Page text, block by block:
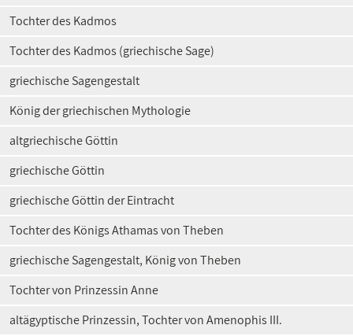
Tochter des Kadmos
Tochter des Kadmos (griechische Sage)
griechische Sagengestalt
König der griechischen Mythologie
altgriechische Göttin
griechische Göttin
griechische Göttin der Eintracht
Tochter des Königs Athamas von Theben
griechische Sagengestalt, König von Theben
Tochter von Prinzessin Anne
altägyptische Prinzessin, Tochter von Amenophis III.